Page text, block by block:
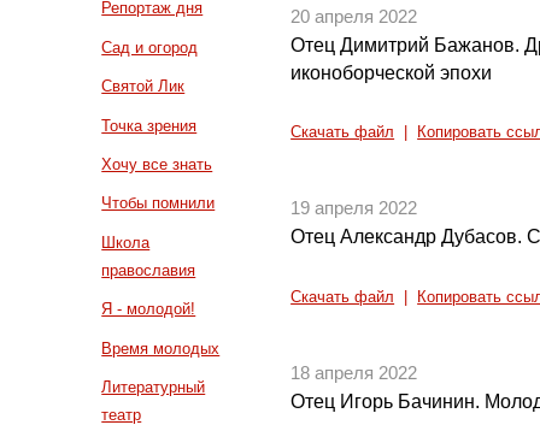
Репортаж дня
Сад и огород
Святой Лик
Точка зрения
Хочу все знать
Чтобы помнили
Школа
православия
Я - молодой!
Время молодых
Литературный
театр
20 апреля 2022
Отец Димитрий Бажанов.
иконоборческой эпохи
Скачать файл Копировать
19 апреля 2022
Отец Александр Дубасов.
Скачать файл Копировать
18 апреля 2022
Отец Игорь Бачинин.